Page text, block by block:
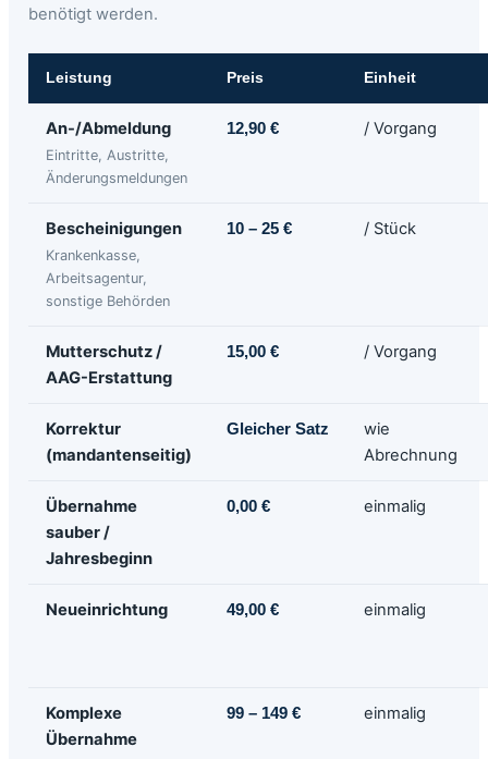
benötigt werden.
Leistung Preis Einheit
An-/Abmeldung
Eintritte, Austritte,
Änderungsmeldungen
12,90 € / Vorgang
Bescheinigungen
Krankenkasse,
Arbeitsagentur,
sonstige Behörden
10 – 25 € / Stück
Mutterschutz /
AAG-Erstattung
15,00 € / Vorgang
Korrektur
(mandantenseitig)
Gleicher Satz
wie
Abrechnung
Übernahme
sauber /
Jahresbeginn
0,00 € einmalig
Neueinrichtung 49,00 € einmalig
Komplexe
Übernahme
99 – 149 € einmalig